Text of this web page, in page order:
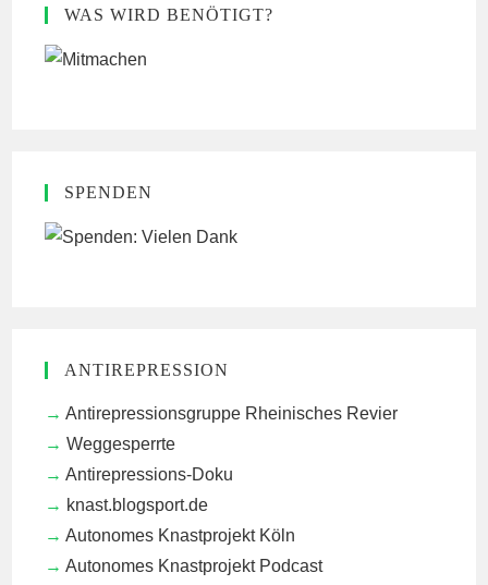
WAS WIRD BENÖTIGT?
SPENDEN
ANTIREPRESSION
Antirepressionsgruppe Rheinisches Revier
Weggesperrte
Antirepressions-Doku
knast.blogsport.de
Autonomes Knastprojekt Köln
Autonomes Knastprojekt Podcast